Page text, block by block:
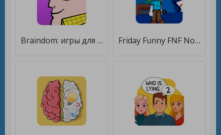
Braindom: игры для ума, хитрые игры головоломки [Много монет] Friday Funny FNF Nonsense Mod Test [Много монет]